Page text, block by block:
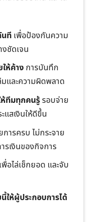
ที เพื่อป้องกันความ
ชัดเจน
ห้ค้าง การบันทึก
และความผิดพลาด
ห้ทีมทุกคนรู้รอบจ่าย
สเงินให้ดีขึ้น
การครบ ไม่กระจาย
รเงินของกิจการ
เพื่อไล่เช็กยอด และจับ
ห้ผู้ประกอบการได้